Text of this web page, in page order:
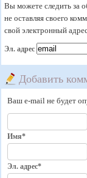
Вы можете следить за
не оставляя своего
свой электронный
Эл. адрес
Добавить
Ваш e-mail не будет
Имя*
Эл. адрес*